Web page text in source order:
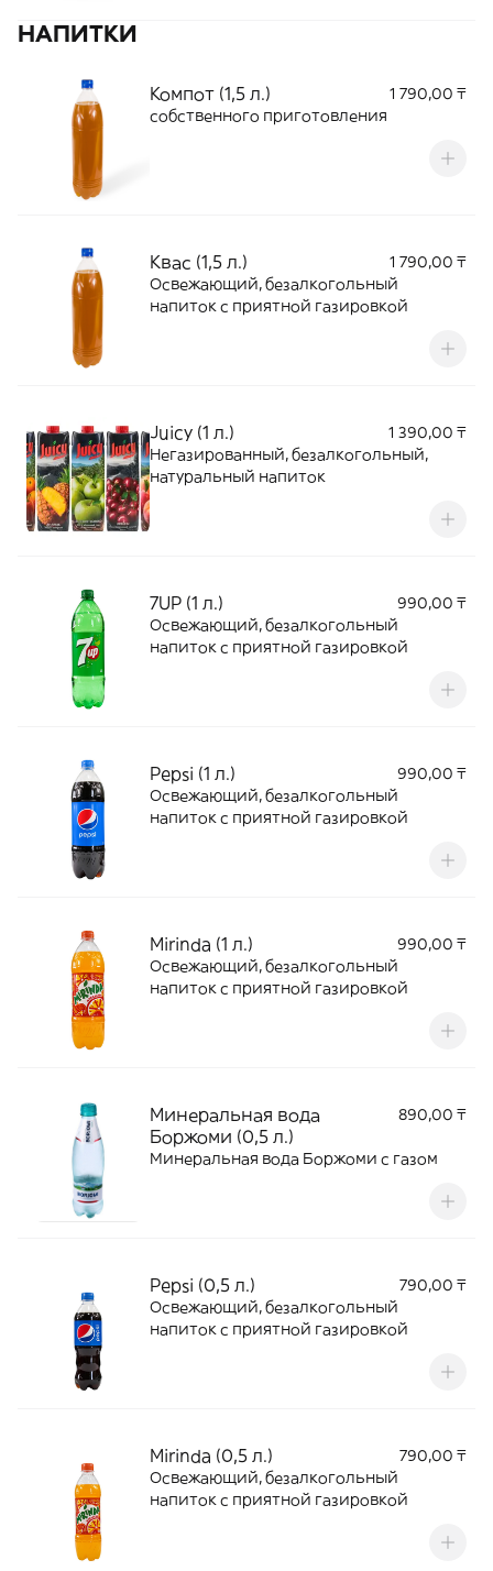
НАПИТКИ
Компот (1,5 л.)
1 790,00 ₸
собственного приготовления
Квас (1,5 л.)
1 790,00 ₸
Освежающий, безалкогольный
напиток с приятной газировкой
Juicy (1 л.)
1 390,00 ₸
Негазированный, безалкогольный,
натуральный напиток
7UP (1 л.)
990,00 ₸
Освежающий, безалкогольный
напиток с приятной газировкой
Pepsi (1 л.)
990,00 ₸
Освежающий, безалкогольный
напиток с приятной газировкой
Mirinda (1 л.)
990,00 ₸
Освежающий, безалкогольный
напиток с приятной газировкой
Минеральная вода
Боржоми (0,5 л.)
890,00 ₸
Минеральная вода Боржоми с газом
Pepsi (0,5 л.)
790,00 ₸
Освежающий, безалкогольный
напиток с приятной газировкой
Mirinda (0,5 л.)
790,00 ₸
Освежающий, безалкогольный
напиток с приятной газировкой